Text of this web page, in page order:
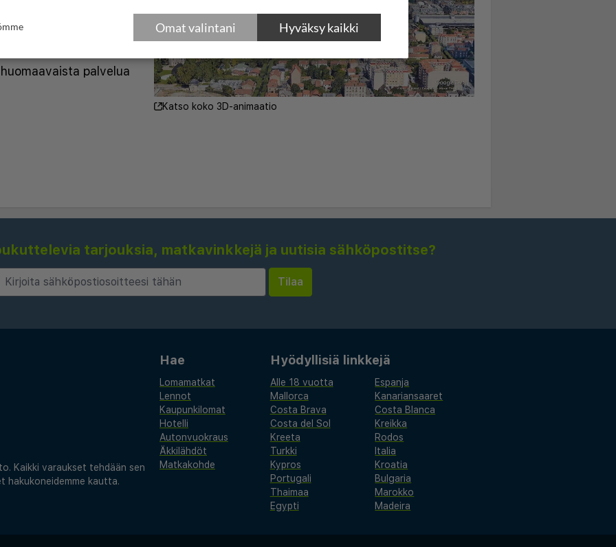
ja se tarjoaa helpon
lähistön
nauttia
palvelua
Jokaisessa sviitissä
tai kokouspäivän
joukon mukavuuksia,
aamusi herkullisella
paikan päällä olevaa
turvallista pysäköintiä
ja paikallisia
tutkimaan laajempaa
RER-asema
kuten
tornille. Olitpa
Katso koko 3D-animaatio
tarjouksia, matkavinkkejä ja uutisia sähköpostitse?
Kaikki varaukset tehdään sen
hakukoneidemme kautta.
Hae
Lomamatkat
Lennot
Kaupunkilomat
Hotelli
Autonvuokraus
Äkkilähdöt
Matkakohde
Hyödyllisiä linkkejä
Alle 18 vuotta
Espanja
Mallorca
Kanariansaaret
Costa Brava
Costa Blanca
Costa del Sol
Kreikka
Kreeta
Rodos
Turkki
Italia
Kypros
Kroatia
Portugali
Bulgaria
Thaimaa
Marokko
Egypti
Madeira
Hyväksy kaikki
Omat valintani